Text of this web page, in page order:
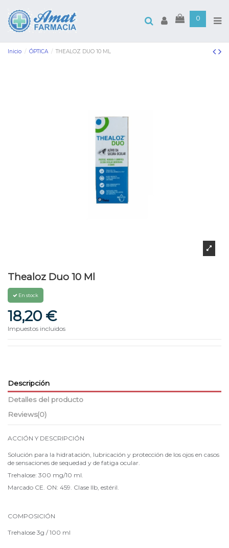
0
Inicio ÓPTICA THEALOZ DUO 10 ML
Thealoz Duo 10 Ml
En stock
18,20 €
Impuestos incluidos
Descripción
Detalles del producto
Reviews(0)
ACCIÓN Y DESCRIPCIÓN
Solución para la hidratación, lubricación y protección de los ojos en casos
de sensaciones de sequedad y de fatiga ocular.
Trehalose: 300 mg/10 ml.
Marcado CE. ON: 459. Clase IIb, estéril.
COMPOSICIÓN
Trehalose 3g / 100 ml